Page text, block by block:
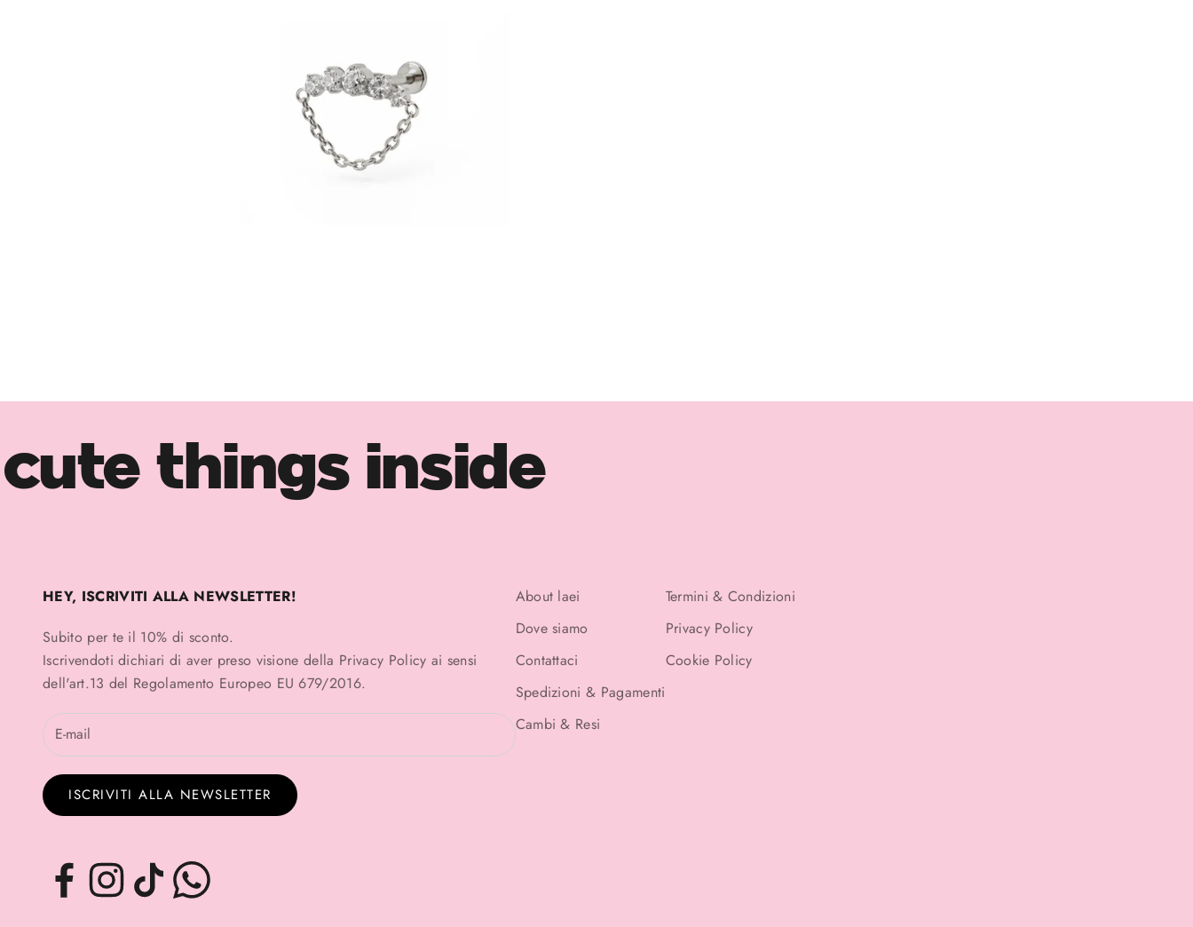
cute things inside
HEY, ISCRIVITI ALLA NEWSLETTER!
Subito per te il 10% di sconto.
Iscrivendoti dichiari di aver preso visione della Privacy Policy ai sensi
dell'art.13 del Regolamento Europeo EU 679/2016.
ISCRIVITI ALLA NEWSLETTER
About laei
Dove siamo
Contattaci
Spedizioni & Pagamenti
Cambi & Resi
Termini & Condizioni
Privacy Policy
Cookie Policy